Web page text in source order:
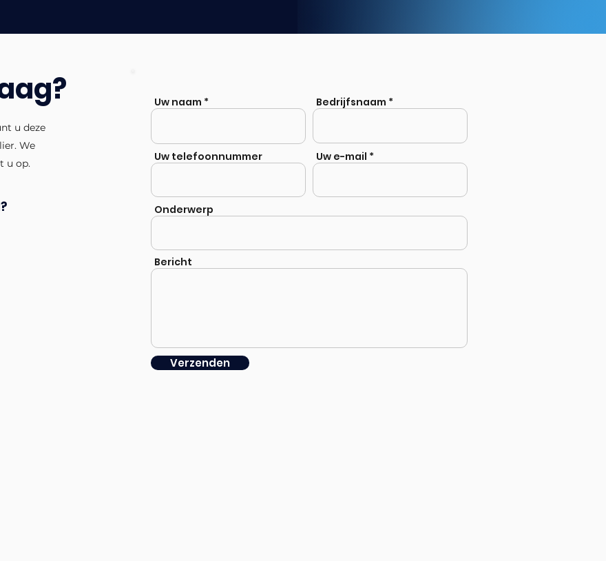
u deze
We
u op.
Uw naam Bedrijfsnaam
Uw telefoonnummer Uw e-mail
Onderwerp
Bericht
Verzenden